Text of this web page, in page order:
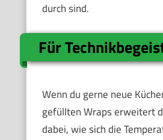
durch sind.
Für
Wenn du gerne neue
gefüllten Wraps erweitert
dabei, wie sich die